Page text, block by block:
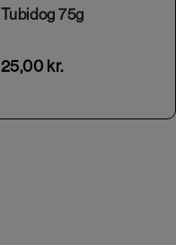
Tubidog 75g
25,00 kr.